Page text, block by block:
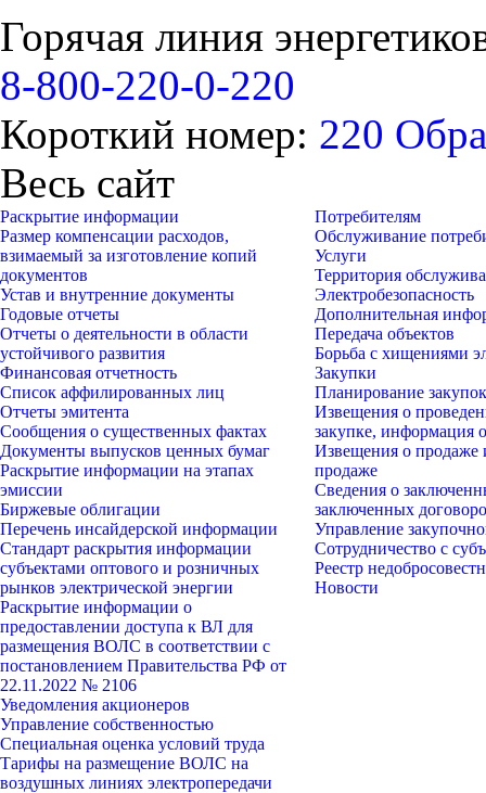
Горячая линия
8-800-220-0-220
Короткий номер: 220
Весь сайт
Раскрытие информации
Размер компенсации расходов,
взимаемый за изготовление копий
документов
Устав и внутренние документы
Годовые отчеты
Отчеты о деятельности в области
устойчивого развития
Финансовая отчетность
Список аффилированных лиц
Отчеты эмитента
Сообщения о существенных фактах
Документы выпусков ценных бумаг
Раскрытие информации на этапах
эмиссии
Биржевые облигации
Перечень инсайдерской информации
Стандарт раскрытия информации
субъектами оптового и розничных
рынков электрической энергии
Раскрытие информации о
предоставлении доступа к ВЛ для
размещения ВОЛС в соответствии с
постановлением Правительства РФ от
22.11.2022 № 2106
Уведомления акционеров
Управление собственностью
Специальная оценка условий труда
Тарифы на размещение ВОЛС на
воздушных линиях электропередачи
Потребителям
Обслуживание
Услуги
Территория
Электробезопасность
Дополнительная
Передача объектов
Борьба с хищениями
Закупки
Планирование закупок
Извещения о
закупке, информация
Извещения о продаже
продаже
Сведения о
заключенных
Управление
Сотрудничество с
Реестр
Новости